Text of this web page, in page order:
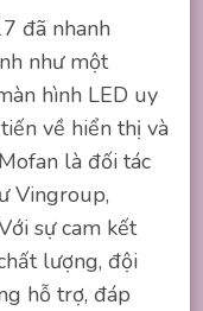
đã nhanh
như một
hình LED uy
về hiển thị và
là đối tác
Vingroup,
sự cam kết
lượng, đội
hỗ trợ, đáp